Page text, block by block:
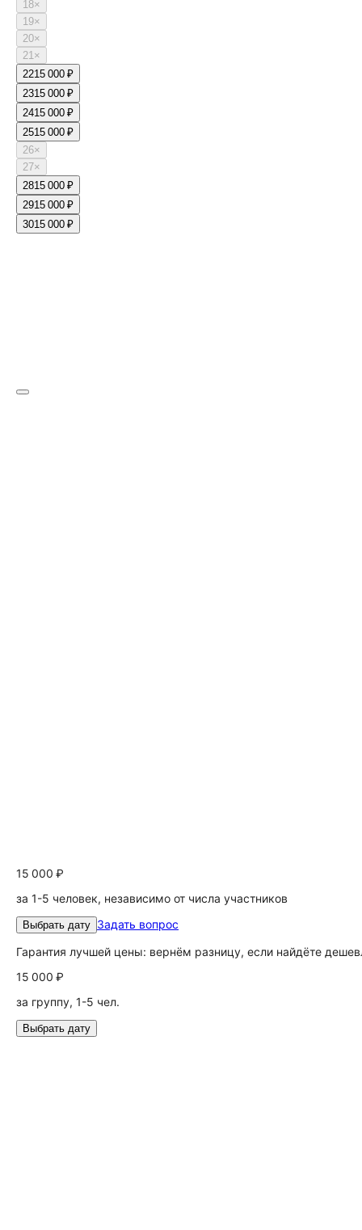
18×
19×
20×
21×
2215 000 ₽
2315 000 ₽
2415 000 ₽
2515 000 ₽
26×
27×
2815 000 ₽
2915 000 ₽
3015 000 ₽
15 000 ₽
за 1-5 человек, независимо от числа участников
Выбрать дату Задать вопрос
Гарантия лучшей цены: вернём разницу, если найдёте
15 000 ₽
за группу, 1-5 чел.
Выбрать дату